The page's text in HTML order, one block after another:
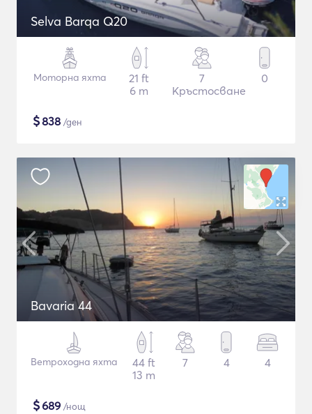
Selva Barqa Q20
Моторна яхта
21 ft
6 m
7
Кръстосване
0
$838 /ден
Bavaria 44
Ветроходна яхта
44 ft
13 m
7 4 4
$689 /нощ